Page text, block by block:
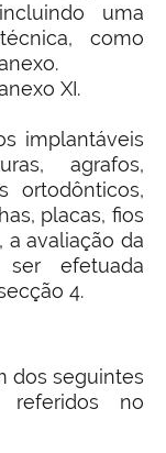
uma
como
XI.
implantáveis
agrafos,
ortodônticos,
placas, fios
a avaliação da
efetuada
4.
dos seguintes
referidos no